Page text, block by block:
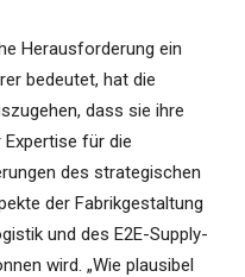
Herausforderung ein
bedeutet, hat die
dass sie ihre
für die
des strategischen
der Fabrikgestaltung
und des E2E-Supply-
wird. „Wie plausibel